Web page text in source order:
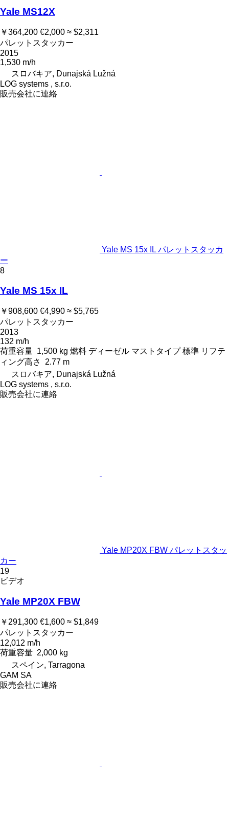
Yale MS12X
￥364,200 €2,000 ≈ $2,311
パレットスタッカー
2015
1,530 m/h
スロバキア, Dunajská Lužná
LOG systems , s.r.o.
販売会社に連絡
Yale MS 15x IL パレットスタッカ
ー
8
Yale MS 15x IL
￥908,600 €4,990 ≈ $5,765
パレットスタッカー
2013
132 m/h
荷重容量 1,500 kg 燃料 ディーゼル マストタイプ 標準 リフテ
ィング高さ
2.77 m
スロバキア, Dunajská Lužná
LOG systems , s.r.o.
販売会社に連絡
Yale MP20X FBW パレットスタッ
カー
19
ビデオ
Yale MP20X FBW
￥291,300 €1,600 ≈ $1,849
パレットスタッカー
12,012 m/h
荷重容量 2,000 kg
スペイン, Tarragona
GAM SA
販売会社に連絡